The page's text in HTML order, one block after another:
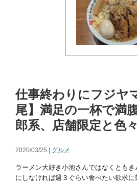
仕事終わりにフジヤ
尾】満足の一杯で満
郎系、店舗限定と色
2020/03/25 | グルメ
ラーメン大好き小池さんではなくとも
にしなければ週３ぐらい食べたい欲求